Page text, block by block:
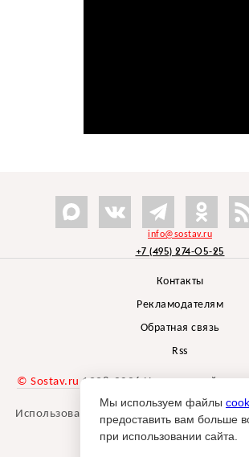
info@sostav.ru
+7 (495) 274-05-25
Контакты
Рекламодателям
Обратная связь
Rss
© Sostav.ru 1998-2026 Независимый
агентства Depot
Использование материалов Sostav.ru
указании источника.
Мы используем файлы
предоставить вам больше
при использовании сайта.